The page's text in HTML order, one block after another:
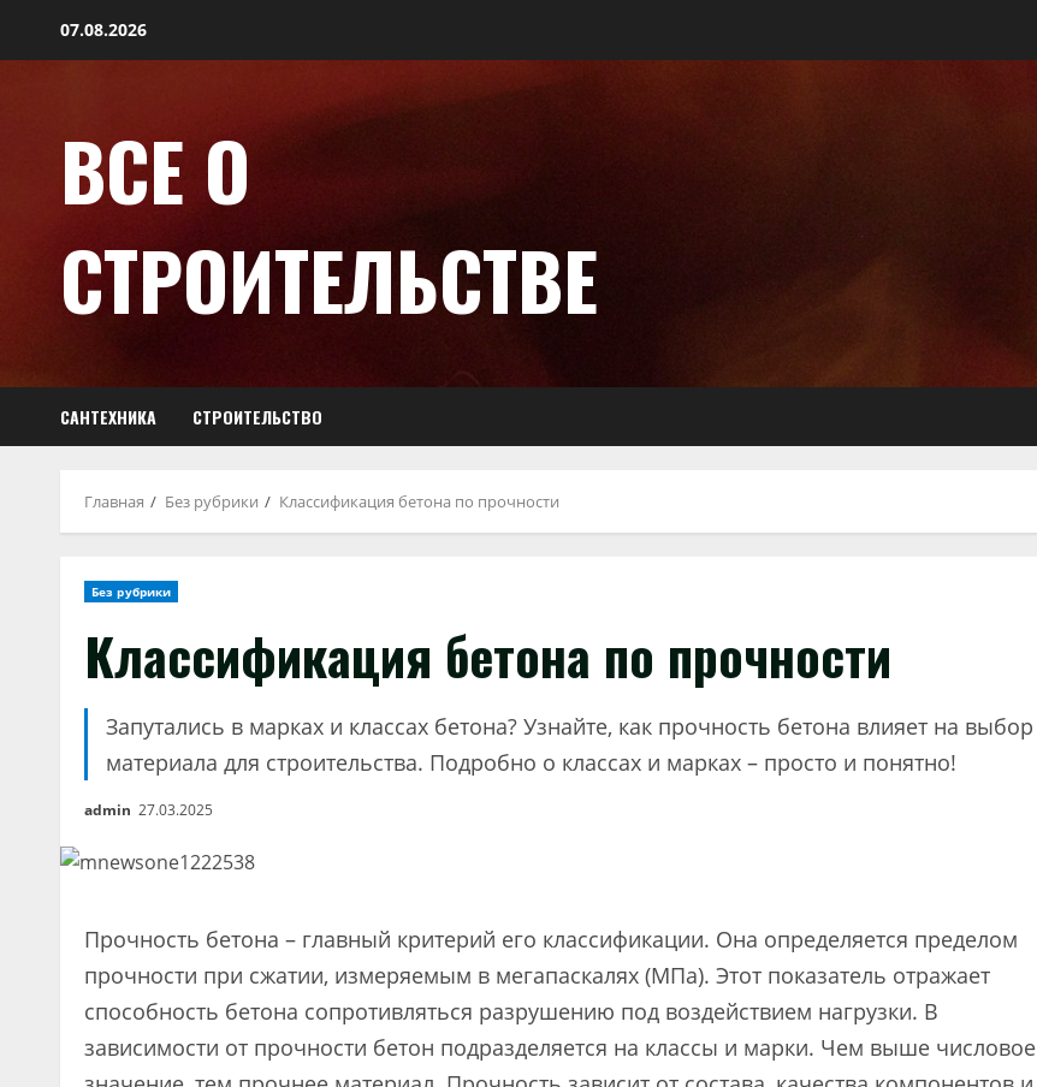
07.08.2026
ВСЕ О
СТРОИТЕЛЬСТВЕ
САНТЕХНИКА СТРОИТЕЛЬСТВО
Главная Без рубрики Классификация бетона по прочности
Без рубрики
Классификация бетона по прочности
Запутались в марках и классах бетона? Узнайте, как прочность бетона влияет на выбор
материала для строительства. Подробно о классах и марках – просто и понятно!
admin 27.03.2025
Прочность бетона – главный критерий его классификации. Она определяется пределом
прочности при сжатии, измеряемым в мегапаскалях (МПа). Этот показатель отражает
способность бетона сопротивляться разрушению под воздействием нагрузки. В
зависимости от прочности бетон подразделяется на классы и марки. Чем выше числовое